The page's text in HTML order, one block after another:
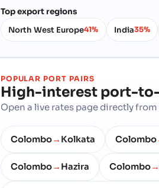
Top export regions
North West Europe41% India35%
POPULAR PORT PAIRS
High-interest port-
Open a live rates page directly
Colombo→ Kolkata Colombo
Colombo→ Hazira Colombo→